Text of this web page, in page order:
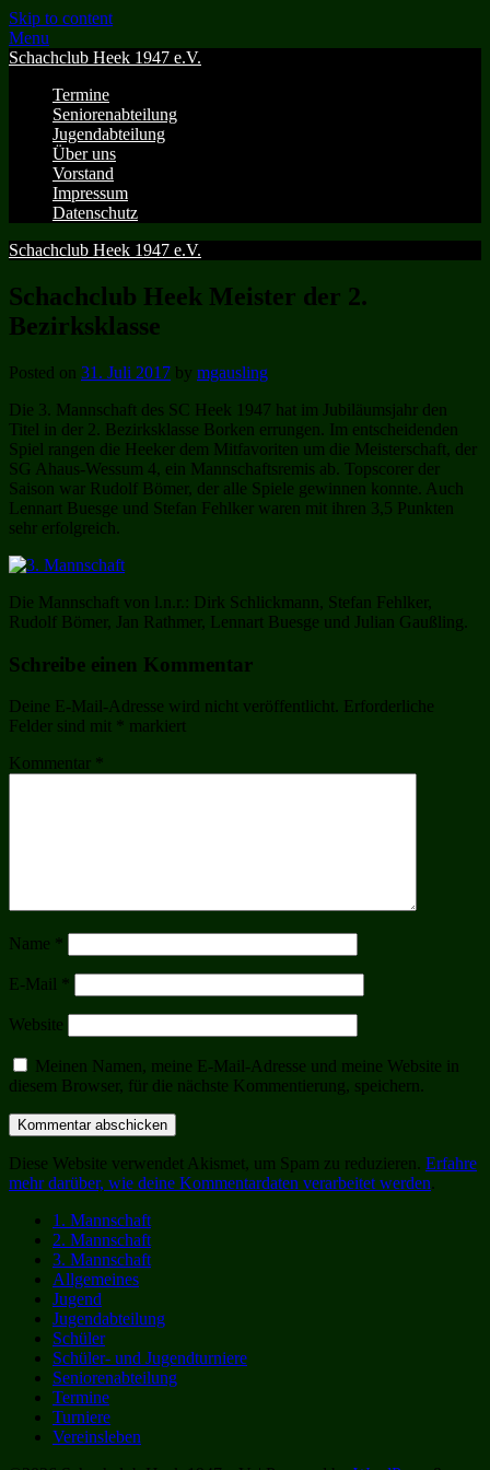
Skip to content
Menu
Schachclub Heek 1947 e.V.
Termine
Seniorenabteilung
Jugendabteilung
Über uns
Vorstand
Impressum
Datenschutz
Schachclub Heek 1947 e.V.
Schachclub Heek Meister der 2.
Bezirksklasse
Posted on 31. Juli 2017 by mgausling
Die 3. Mannschaft des SC Heek 1947 hat im Jubiläumsjahr den
Titel in der 2. Bezirksklasse Borken errungen. Im entscheidenden
Spiel rangen die Heeker dem Mitfavoriten um die Meisterschaft, der
SG Ahaus-Wessum 4, ein Mannschaftsremis ab. Topscorer der
Saison war Rudolf Bömer, der alle Spiele gewinnen konnte. Auch
Lennart Buesge und Stefan Fehlker waren mit ihren 3,5 Punkten
sehr erfolgreich.
Die Mannschaft von l.n.r.: Dirk Schlickmann, Stefan Fehlker,
Rudolf Bömer, Jan Rathmer, Lennart Buesge und Julian Gaußling.
Schreibe einen Kommentar
Deine E-Mail-Adresse wird nicht veröffentlicht. Erforderliche
Felder sind mit * markiert
Kommentar *
Name *
E-Mail *
Website
Meinen Namen, meine E-Mail-Adresse und meine Website in
diesem Browser, für die nächste Kommentierung, speichern.
Diese Website verwendet Akismet, um Spam zu reduzieren. Erfahre
mehr darüber, wie deine Kommentardaten verarbeitet werden.
1. Mannschaft
2. Mannschaft
3. Mannschaft
Allgemeines
Jugend
Jugendabteilung
Schüler
Schüler- und Jugendturniere
Seniorenabteilung
Termine
Turniere
Vereinsleben